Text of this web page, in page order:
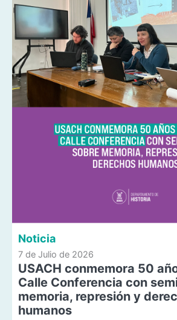
Noticia
7 de Julio de 2026
USACH conmemora 50
Calle Conferencia con
memoria, represión y
humanos